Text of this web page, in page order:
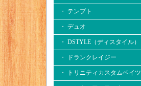
・ テンプト
・ デュオ
・ DSTYLE（ディスタイル）
・ ドランクレイジー
・ トリニティカスタムベイツ